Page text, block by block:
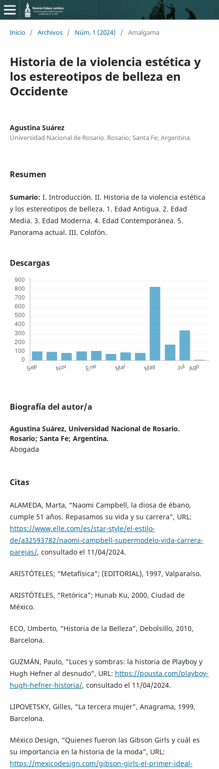
Inicio / Archivos / Núm. 1 (2024) / Amalgama
Historia de la violencia estética y
los estereotipos de belleza en
Occidente
Agustina Suárez
Universidad Nacional de Rosario. Rosario; Santa Fe; Argentina.
Resumen
Sumario: I. Introducción. II. Historia de la violencia estética
y los estereotipos de belleza. 1. Edad Antigua. 2. Edad
Media. 3. Edad Moderna. 4. Edad Contemporánea. 5.
Panorama actual. III. Colofón.
Descargas
Biografía del autor/a
Agustina Suárez, Universidad Nacional de Rosario.
Rosario; Santa Fe; Argentina.
Abogada
Citas
ALAMEDA, Marta, “Naomi Campbell, la diosa de ébano,
cumple 51 años. Repasamos su vida y su carrera”, URL:
https://www.elle.com/es/star-style/el-estilo-
de/a32593782/naomi-campbell-supermodelo-vida-carrera-
parejas/, consultado el 11/04/2024.
ARISTÓTELES; “Metafísica”; (EDITORIAL), 1997, Valparaíso.
ARISTÓTELES, “Retórica”; Hunab Ku, 2000, Ciudad de
México.
ECO, Umberto, “Historia de la Belleza”, Debolsillo, 2010,
Barcelona.
GUZMÁN, Paulo, “Luces y sombras: la historia de Playboy y
Hugh Hefner al desnudo”, URL: https://pousta.com/playboy-
hugh-hefner-historia/, consultado el 11/04/2024.
LIPOVETSKY, Gilles, “La tercera mujer”, Anagrama, 1999,
Barcelona.
México Design, “Quienes fueron las Gibson Girls y cuál es
su importancia en la historia de la moda”, URL:
https://mexicodesign.com/gibson-girls-el-primer-ideal-